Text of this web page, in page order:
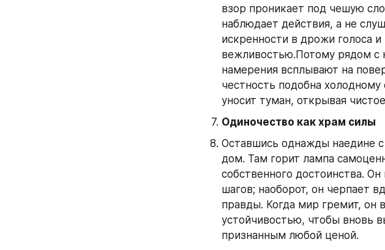
взор проникает под чешую
наблюдает действия, а не
искренности в дрожи голоса
вежливостью.Потому рядом с
намерения всплывают на
честность подобна
уносит туман, открывая
Одиночество как храм силы
Оставшись однажды наедине
дом. Там горит лампа
собственного достоинства.
шагов; наоборот, он черпает
правды. Когда мир гремит, он
устойчивостью, чтобы вновь
признанным любой ценой.